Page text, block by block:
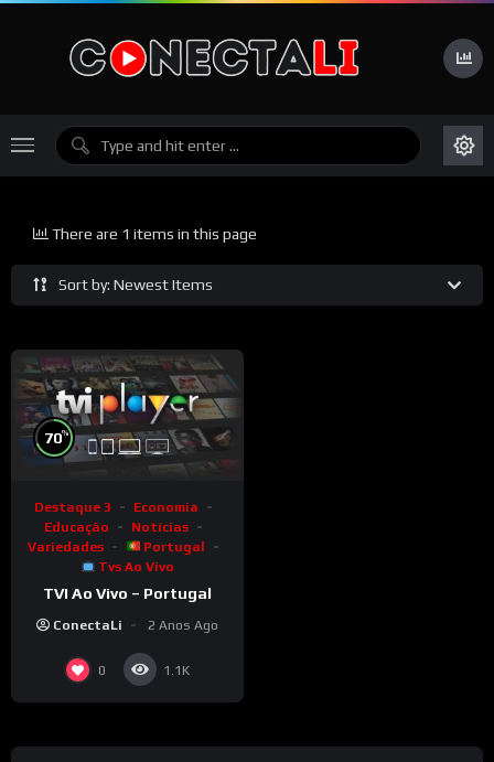
Sort by: Newest Items
There are 1 items in this page
70%
Destaque 3
Economia
Educação
Notícias
Variedades
Portugal
Tvs Ao Vivo
TVI Ao Vivo – Portugal
ConectaLi 2 Anos Ago
0 1.1K